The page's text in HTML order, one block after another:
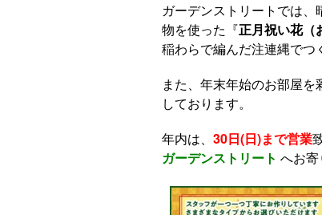
ガーデンストリートでは
物を使った『正月祝い花（
稲わらで編んだ注連縄でつ
また、年末年始のお部屋を
しております。
年内は、 30日(日)まで営業
ガーデンストリート へお寄